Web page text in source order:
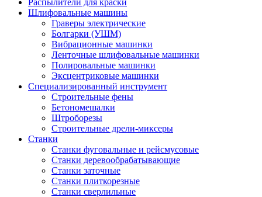
Распылители для краски
Шлифовальные машины
Граверы электрические
Болгарки (УШМ)
Вибрационные машинки
Ленточные шлифовальные машинки
Полировальные машинки
Эксцентриковые машинки
Специализированный инструмент
Строительные фены
Бетономешалки
Штроборезы
Строительные дрели-миксеры
Станки
Станки фуговальные и рейсмусовые
Станки деревообрабатывающие
Станки заточные
Станки плиткорезные
Станки сверлильные